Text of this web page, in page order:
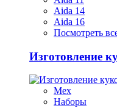
Aida 14
Aida 16
Посмотреть
Изготовление
Мех
Наборы